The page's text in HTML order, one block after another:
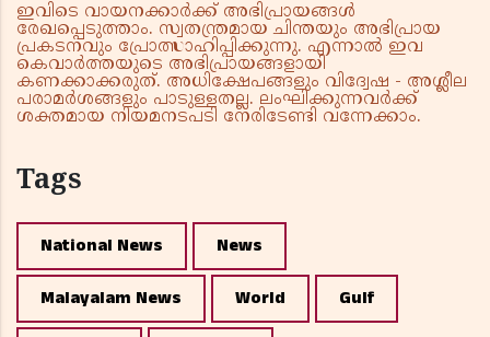
ഇവിടെ വായനക്കാർക്ക് അഭിപ്രായങ്ങൾ
രേഖപ്പെടുത്താം. സ്വതന്ത്രമായ ചിന്തയും അഭിപ്രായ
പ്രകടനവും പ്രോത്സാഹിപ്പിക്കുന്നു. എന്നാൽ ഇവ
കെവാർത്തയുടെ അഭിപ്രായങ്ങളായി
കണക്കാക്കരുത്. അധിക്ഷേപങ്ങളും വിദ്വേഷ - അശ്ലീല
പരാമർശങ്ങളും പാടുള്ളതല്ല. ലംഘിക്കുന്നവർക്ക്
ശക്തമായ നിയമനടപടി നേരിടേണ്ടി വന്നേക്കാം.
Tags
National News News
Malayalam News World Gulf